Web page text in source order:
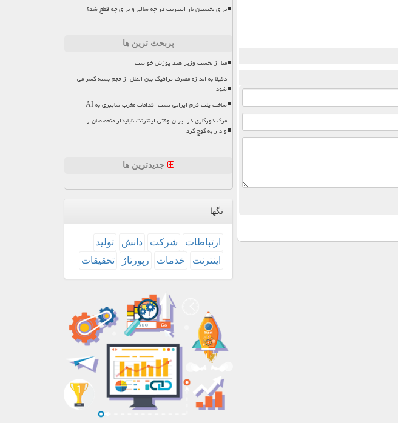
برای نخستین بار اینترنت در چه سالی و برای چه قطع شد؟
پربحث ترین ها
متا از نخست وزیر هند پوزش خواست
دقیقا به اندازه مصرف ترافیک بین الملل از حجم بسته کسر می
شود
ساخت پلت فرم ایرانی تست اقدامات مخرب سایبری به AI
مرگ دورکاری در ایران وقتی اینترنت ناپایدار متخصصان را
وادار به کوچ کرد
جدیدترین ها
تگها
ارتباطات شركت دانش
تولید
اینترنت
خدمات رپورتاژ تحقیقات